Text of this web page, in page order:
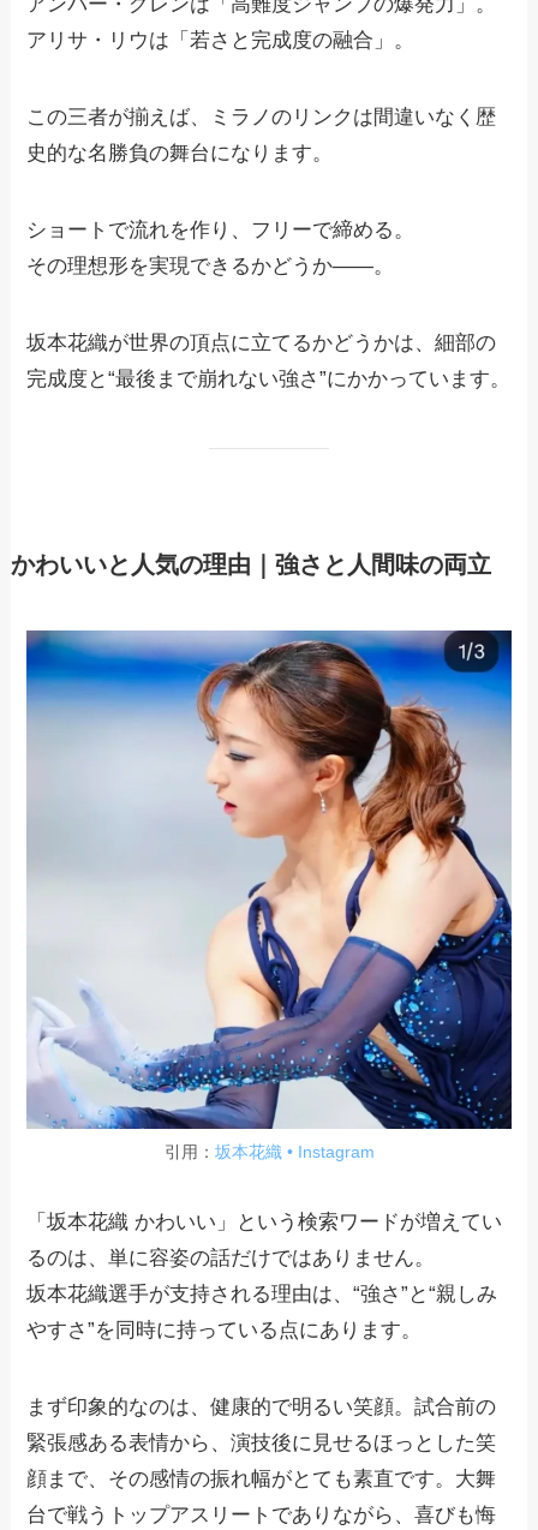
アリサ・リウは「若さと完成度の融合」。
この三者が揃えば、ミラノのリンクは間違いなく歴
史的な名勝負の舞台になります。
ショートで流れを作り、フリーで締める。
その理想形を実現できるかどうか――。
坂本花織が世界の頂点に立てるかどうかは、細部の
完成度と“最後まで崩れない強さ”にかかっています。
かわいいと人気の理由｜強さと人間味の両立
引用： 坂本花織 • Instagram
「坂本花織 かわいい」という検索ワードが増えてい
るのは、単に容姿の話だけではありません。
坂本花織選手が支持される理由は、“強さ”と“親しみ
やすさ”を同時に持っている点にあります。
まず印象的なのは、健康的で明るい笑顔。試合前の
緊張感ある表情から、演技後に見せるほっとした笑
顔まで、その感情の振れ幅がとても素直です。大舞
台で戦うトップアスリートでありながら、喜びも悔